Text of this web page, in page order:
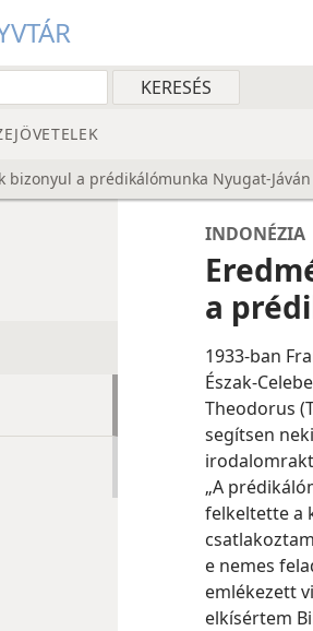
bizonyul a prédikálómunka Nyugat-Jáván
INDONÉZIA
a
1933-ban
Észak-
Theodorus
segítsen
„A
felkeltette a
e nemes
emlékezett
elkísértem